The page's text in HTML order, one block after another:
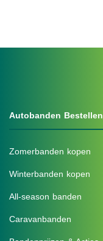
Autobanden Bestellen
Zomerbanden kopen
Winterbanden kopen
All-season banden
Caravanbanden